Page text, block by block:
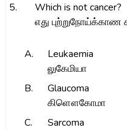
5.
Which is not cancer?
எது
A.
Leukaemia
லுகேமியா
B.
Glaucoma
கிளௌகோமா
C.
Sarcoma